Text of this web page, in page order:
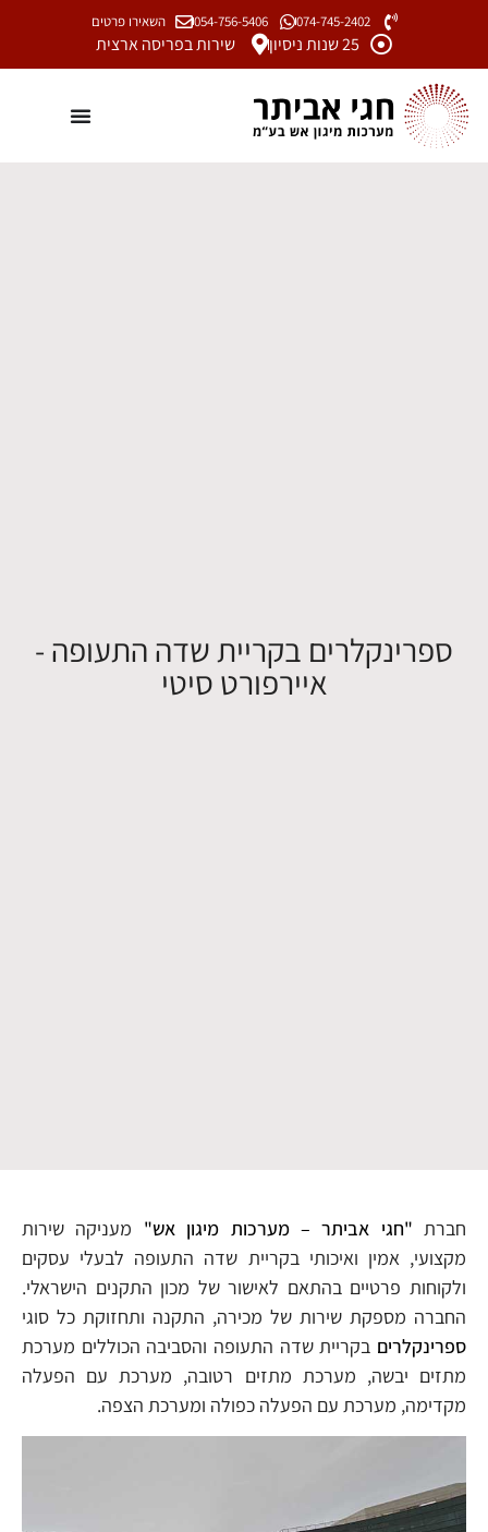
074-745-2402
054-756-5406 השאירו פרטים
25 שנות ניסיון שירות בפריסה ארצית
ספרינקלרים בקריית שדה התעופה -
איירפורט סיטי
חברת "חגי אביתר – מערכות מיגון אש" מעניקה שירות
מקצועי, אמין ואיכותי בקריית שדה התעופה לבעלי עסקים
ולקוחות פרטיים בהתאם לאישור של מכון התקנים הישראלי.
החברה מספקת שירות של מכירה, התקנה ותחזוקת כל סוגי
ספרינקלרים בקריית שדה התעופה והסביבה הכוללים מערכת
מתזים יבשה, מערכת מתזים רטובה, מערכת עם הפעלה
מקדימה, מערכת עם הפעלה כפולה ומערכת הצפה.